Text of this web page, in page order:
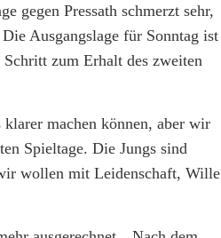
gegen Pressath schmerzt sehr,
Ausgangslage für Sonntag ist
zum Erhalt des zweiten
machen können, aber wir
Spieltage. Die Jungs sind
wollen mit Leidenschaft, Wille